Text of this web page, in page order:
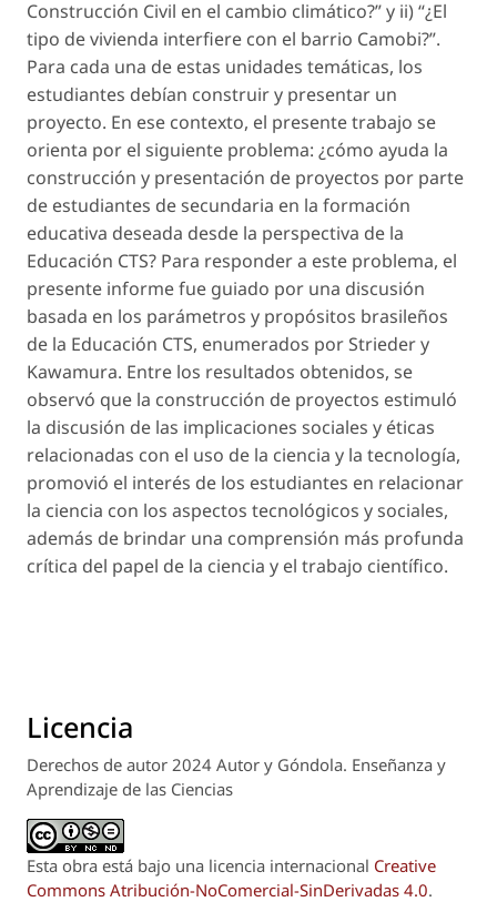
Construcción Civil en el cambio climático?” y ii) “¿El
tipo de vivienda interfiere con el barrio Camobi?”.
Para cada una de estas unidades temáticas, los
estudiantes debían construir y presentar un
proyecto. En ese contexto, el presente trabajo se
orienta por el siguiente problema: ¿cómo ayuda la
construcción y presentación de proyectos por parte
de estudiantes de secundaria en la formación
educativa deseada desde la perspectiva de la
Educación CTS? Para responder a este problema, el
presente informe fue guiado por una discusión
basada en los parámetros y propósitos brasileños
de la Educación CTS, enumerados por Strieder y
Kawamura. Entre los resultados obtenidos, se
observó que la construcción de proyectos estimuló
la discusión de las implicaciones sociales y éticas
relacionadas con el uso de la ciencia y la tecnología,
promovió el interés de los estudiantes en relacionar
la ciencia con los aspectos tecnológicos y sociales,
además de brindar una comprensión más profunda
crítica del papel de la ciencia y el trabajo científico.
Licencia
Derechos de autor 2024 Autor y Góndola. Enseñanza y
Aprendizaje de las Ciencias
Esta obra está bajo una licencia internacional Creative
Commons Atribución-NoComercial-SinDerivadas 4.0.